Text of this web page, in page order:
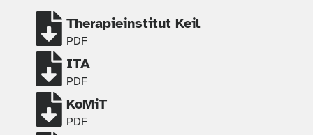
Therapieinstitut Keil
PDF
ITA
PDF
KoMiT
PDF